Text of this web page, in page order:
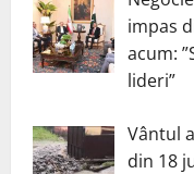
impas
acum:
lideri”
Vântul
din 18